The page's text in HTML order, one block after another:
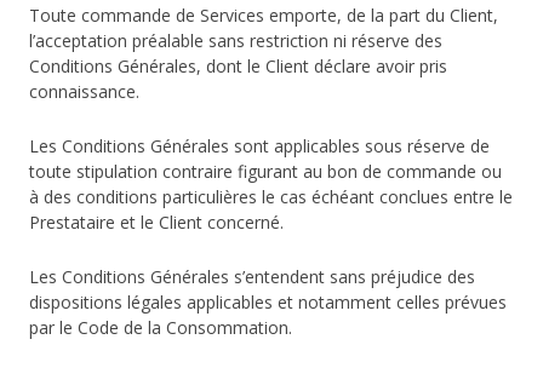
Toute commande de Services emporte, de la part du Client,
l’acceptation préalable sans restriction ni réserve des
Conditions Générales, dont le Client déclare avoir pris
connaissance.
Les Conditions Générales sont applicables sous réserve de
toute stipulation contraire figurant au bon de commande ou
à des conditions particulières le cas échéant conclues entre le
Prestataire et le Client concerné.
Les Conditions Générales s’entendent sans préjudice des
dispositions légales applicables et notamment celles prévues
par le Code de la Consommation.